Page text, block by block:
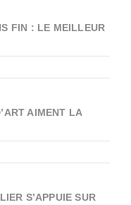
FIN : LE MEILLEUR
AIMENT LA
S’APPUIE SUR